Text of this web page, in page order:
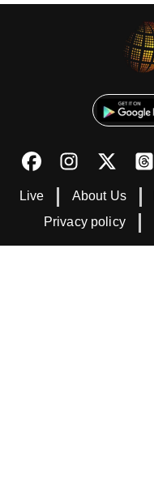
Live About Us
Privacy policy